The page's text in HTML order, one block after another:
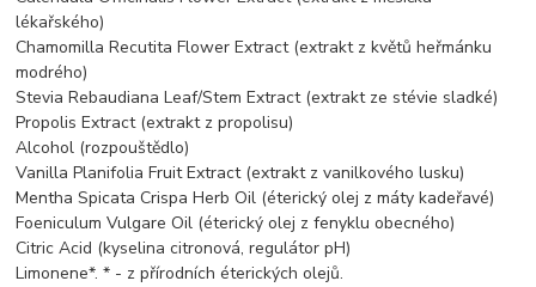
lékařského)
Chamomilla Recutita Flower Extract (extrakt z květů heřmánku
modrého)
Stevia Rebaudiana Leaf/Stem Extract (extrakt ze stévie sladké)
Propolis Extract (extrakt z propolisu)
Alcohol (rozpouštědlo)
Vanilla Planifolia Fruit Extract (extrakt z vanilkového lusku)
Mentha Spicata Crispa Herb Oil (éterický olej z máty kadeřavé)
Foeniculum Vulgare Oil (éterický olej z fenyklu obecného)
Citric Acid (kyselina citronová, regulátor pH)
Limonene*. * - z přírodních éterických olejů.